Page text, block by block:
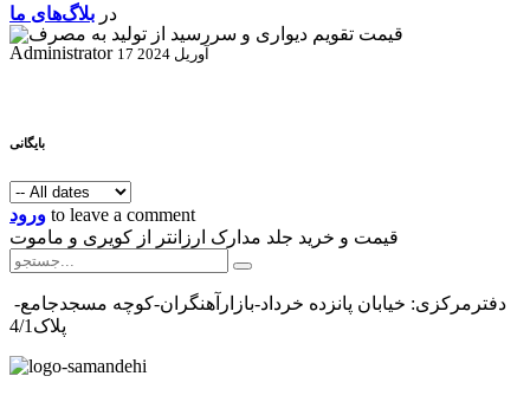
در بلاگ‌های ما
Administrator
17 آوریل 2024
بایگانی
ورود to leave a comment
قیمت و خرید جلد مدارک ارزانتر از کویری و ماموت
پلاک4/1